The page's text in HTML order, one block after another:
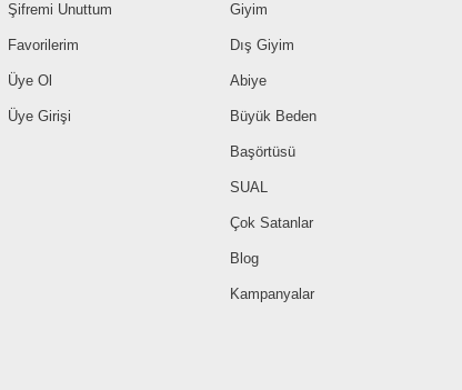
Şifremi Unuttum
Favorilerim
Üye Ol
Üye Girişi
Giyim
Dış Giyim
Abiye
Büyük Beden
Başörtüsü
SUAL
Çok Satanlar
Blog
Kampanyalar